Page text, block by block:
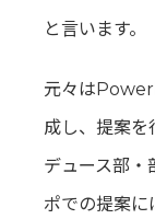
と言います。
元々は
成し、提案を
デュース部・
ポでの提案に